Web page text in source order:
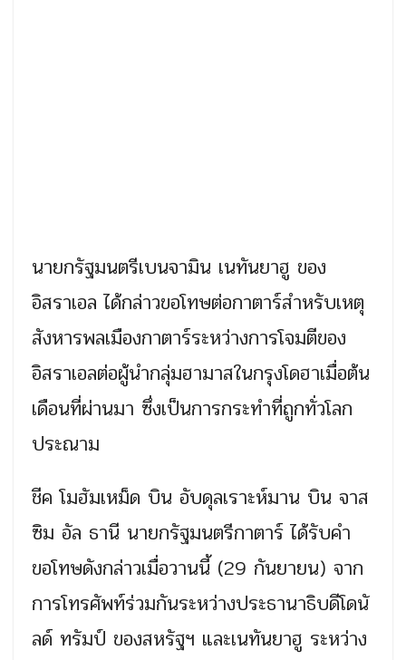
นายกรัฐมนตรีเบนจามิน เนทันยาฮู ของ
อิสราเอล ได้กล่าวขอโทษต่อกาตาร์สำหรับเหตุ
สังหารพลเมืองกาตาร์ระหว่างการโจมตีของ
อิสราเอลต่อผู้นำกลุ่มฮามาสในกรุงโดฮาเมื่อต้น
เดือนที่ผ่านมา ซึ่งเป็นการกระทำที่ถูกทั่วโลก
ประณาม
ชีค โมฮัมเหม็ด บิน อับดุลเราะห์มาน บิน จาส
ซิม อัล ธานี นายกรัฐมนตรีกาตาร์ ได้รับคำ
ขอโทษดังกล่าวเมื่อวานนี้ (29 กันยายน) จาก
การโทรศัพท์ร่วมกันระหว่างประธานาธิบดีโดนั
ลด์ ทรัมป์ ของสหรัฐฯ และเนทันยาฮู ระหว่าง